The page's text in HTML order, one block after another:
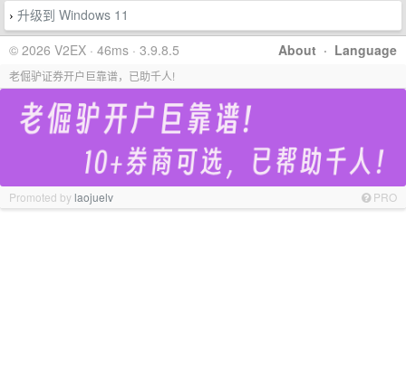
› 升级到 Windows 11
About · Language
© 2026 V2EX · 46ms · 3.9.8.5
老倔驴证券开户巨靠谱，已助千人!
Promoted bylaojuelv PRO